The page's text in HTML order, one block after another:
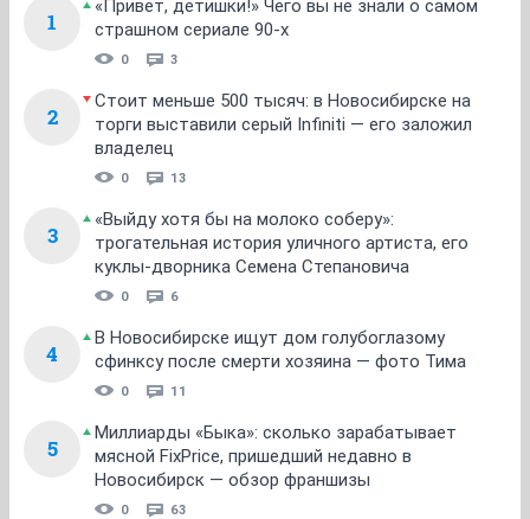
1
«Привет, детишки!» Чего вы не знали о самом
страшном сериале 90-х
0 3
2
Стоит меньше 500 тысяч: в Новосибирске на
торги выставили серый Infiniti — его заложил
владелец
0 13
3
«Выйду хотя бы на молоко соберу»:
трогательная история уличного артиста, его
куклы-дворника Семена Степановича
0 6
4
В Новосибирске ищут дом голубоглазому
сфинксу после смерти хозяина — фото Тима
0 11
5
Миллиарды «Быка»: сколько зарабатывает
мясной FixPrice, пришедший недавно в
Новосибирск — обзор франшизы
0 63